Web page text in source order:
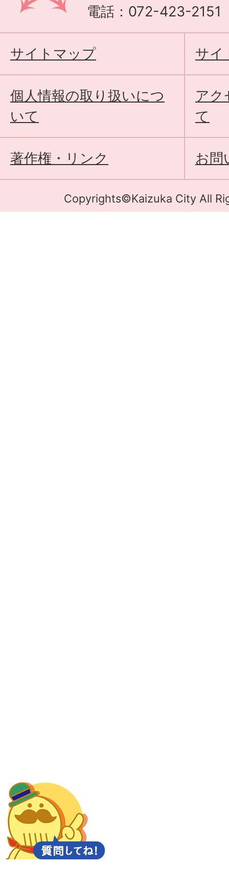
電話：072-423-2151
サイトマップ サイ
個人情報の取り扱いにつ
いて
アク
て
著作権・リンク お問
Copyrights©Kaizuka City All